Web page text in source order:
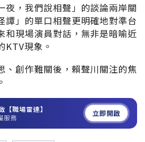
夜，我們說相聲」的談論兩岸關
譚」的單口相聲更明確地對準台
和現場演員對話，無非是暗喻近
KTV現象。
、創作難關後，賴聲川關注的焦
【職場雷達】
服務 立即開啟